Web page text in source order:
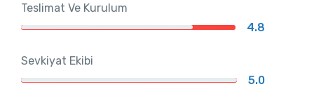
Teslimat Ve Kurulum
4.8
Sevkiyat Ekibi
5.0